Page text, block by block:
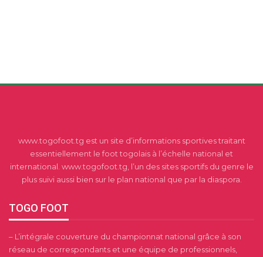
www.togofoot.tg est un site d’informations sportives traitant
essentiellement le foot togolais à l’échelle national et
international. www.togofoot.tg, l’un des sites sportifs du genre le
plus suivi aussi bien sur le plan national que par la diaspora.
TOGO FOOT
– L’intégrale couverture du championnat national grâce à son
réseau de correspondants et une équipe de professionnels,